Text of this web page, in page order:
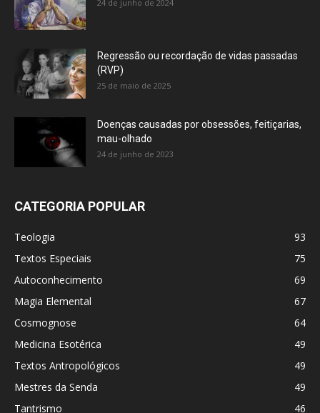
24 de junho de 2024
Regressão ou recordação de vidas passadas
(RVP)
25 de maio de 2025
Doenças causadas por obsessões, feitiçarias,
mau-olhado
24 de junho de 2023
CATEGORIA POPULAR
Teologia
93
Textos Especiais
75
Autoconhecimento
69
Magia Elemental
67
Cosmognose
64
Medicina Esotérica
49
Textos Antropológicos
49
Mestres da Senda
49
Tantrismo
46